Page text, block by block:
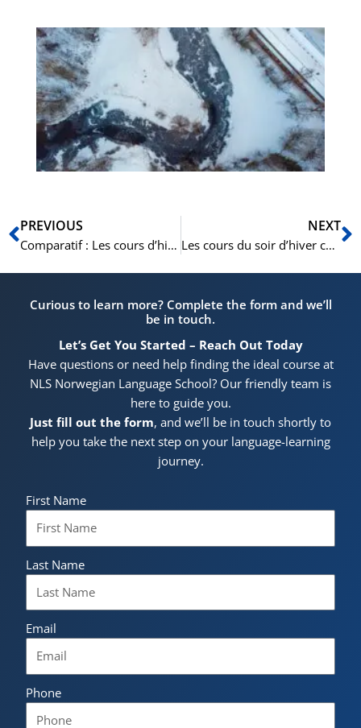
Précédent
PREVIOUS
Comparatif : Les cours d’hiver chez NLS face aux autres écoles de langue d’Oslo.
NEXT
Les cours du soir d’hiver chez NLS Oslo : Parfaits pour les professionnels.
Curious to learn more? Complete the form and we’ll
be in touch.
Let’s Get You Started – Reach Out Today
Have questions or need help finding the ideal course at
NLS Norwegian Language School? Our friendly team is
here to guide you.
Just fill out the form, and we’ll be in touch shortly to
help you take the next step on your language-learning
journey.
First Name
Last Name
Email
Phone